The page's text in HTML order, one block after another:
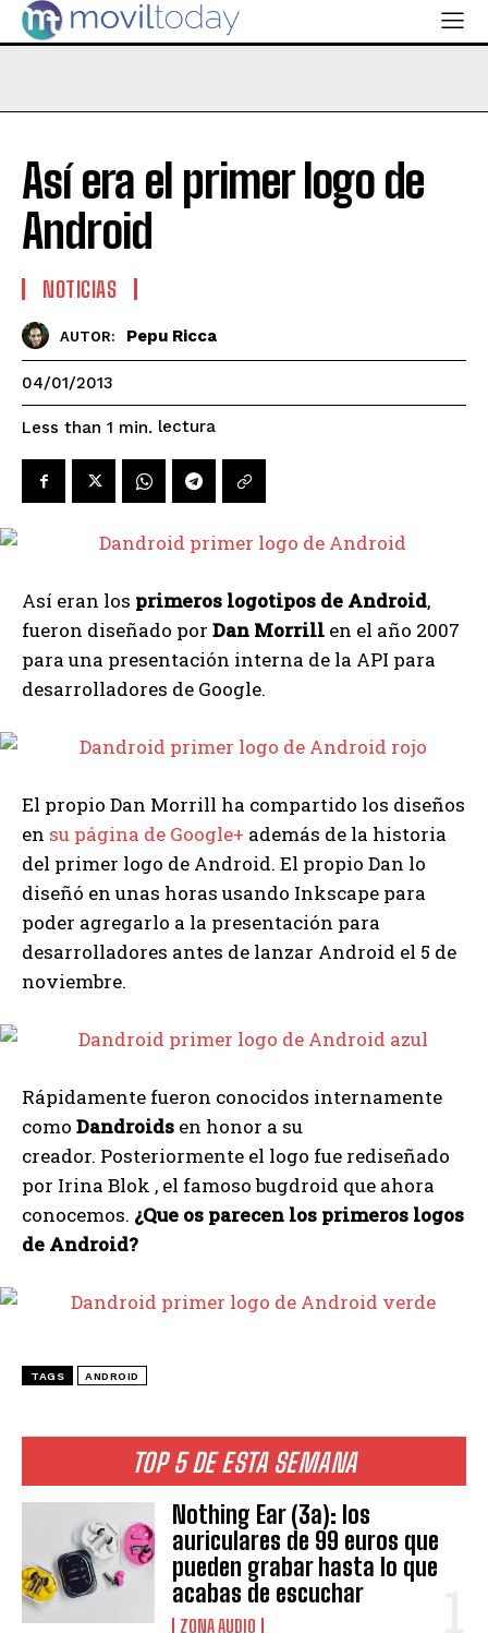
TOP 5 DE ESTA SEMANA
Nothing Ear (3a): los
auriculares de 99 euros que
pueden grabar hasta lo que
acabas de escuchar
ZONA AUDIO
Así era el primer logo de
Android
NOTICIAS
AUTOR: Pepu Ricca
04/01/2013
Less than 1 min. lectura
Así eran los primeros logotipos de Android,
fueron diseñado por Dan Morrill en el año 2007
para una presentación interna de la API para
desarrolladores de Google.
El propio Dan Morrill ha compartido los diseños
en su página de Google+ además de la historia
del primer logo de Android. El propio Dan lo
diseñó en unas horas usando Inkscape para
poder agregarlo a la presentación para
desarrolladores antes de lanzar Android el 5 de
noviembre.
Rápidamente fueron conocidos internamente
como Dandroids en honor a su
creador. Posteriormente el logo fue rediseñado
por Irina Blok , el famoso bugdroid que ahora
conocemos. ¿Que os parecen los primeros logos
de Android?
TAGS ANDROID